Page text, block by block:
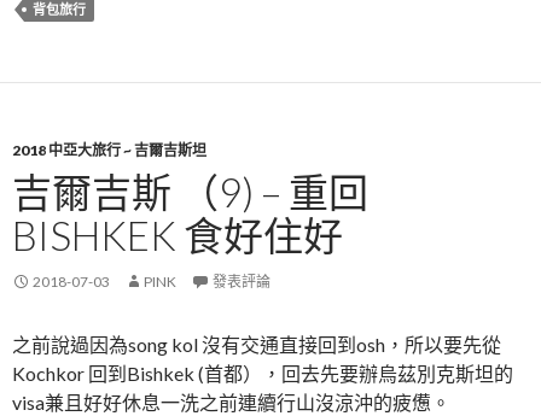
背包旅行
2018 中亞大旅行 ~ 吉爾吉斯坦
吉爾吉斯 （9) – 重回
BISHKEK 食好住好
2018-07-03 PINK 發表評論
之前說過因為song kol 沒有交通直接回到osh，所以要先從
Kochkor 回到Bishkek (首都），回去先要辦烏茲別克斯坦的
visa兼且好好休息一洗之前連續行山沒涼沖的疲憊。